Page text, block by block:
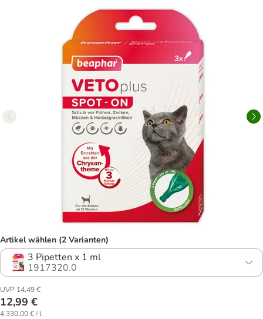
Artikel wählen (2 Varianten)
3 Pipetten x 1 ml
1917320.0
UVP 14,49 €
12,99 €
4.330,00 € / l